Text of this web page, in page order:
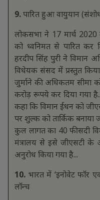
9.पारित हुआ वायुयान
लोकसभा ने 17 मार्च
को ध्वनिमत से पारित कर
हरदीप सिंह पुरी ने विमान
विधेयक संसद में प्रस्तुत
जुर्माने की अधिकतम सीमा
करोड़ रूपये कर दिया गया
कहा कि विमान ईंधन को
पर शुल्‍क को तार्किक बनाया
कुल लागत का 40 फीसदी
मंत्रालय से इसे जीएसटी के
अनुरोध किया गया है...
10. भारत में ‘इनोवेट फॉर
लॉन्च